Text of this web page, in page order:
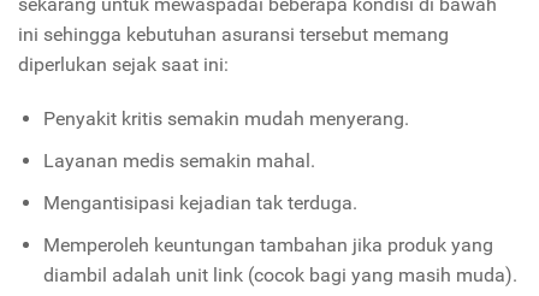
sekarang untuk mewaspadai beberapa kondisi di bawah
ini sehingga kebutuhan asuransi tersebut memang
diperlukan sejak saat ini:
Penyakit kritis semakin mudah menyerang.
Layanan medis semakin mahal.
Mengantisipasi kejadian tak terduga.
Memperoleh keuntungan tambahan jika produk yang
diambil adalah unit link (cocok bagi yang masih muda).